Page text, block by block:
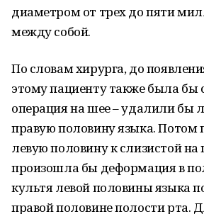
диаметром от трех до пяти
между собой.
По словам хирурга, до
этому пациенту также была бы
операция на шее – удалили бы
правую половину языка.
левую половину к слизистой на
произошла бы деформация в
культя левой половины языка
правой половине полости рта.